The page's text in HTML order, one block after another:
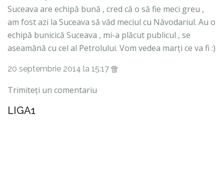
Suceava are echipă bună , cred că o să fie meci greu ,
am fost azi la Suceava să văd meciul cu Năvodariul. Au o
echipă bunicică Suceava , mi-a plăcut publicul , se
aseamănă cu cel al Petrolului. Vom vedea marți ce va fi :)
20 septembrie 2014 la 15:17
Trimiteți un comentariu
LIGA1